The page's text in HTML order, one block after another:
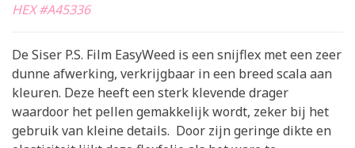
HEX #A45336
De Siser P.S. Film EasyWeed is een snijflex met een zeer
dunne afwerking, verkrijgbaar in een breed scala aan
kleuren. Deze heeft een sterk klevende drager
waardoor het pellen gemakkelijk wordt, zeker bij het
gebruik van kleine details. Door zijn geringe dikte en